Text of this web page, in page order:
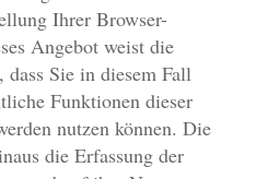
Ihrer Browser-
Angebot weist die
Sie in diesem Fall
Funktionen dieser
nutzen können. Die
die Erfassung der